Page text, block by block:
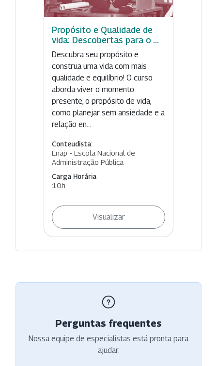
Propósito e Qualidade de
vida: Descobertas para o ...
Descubra seu propósito e
construa uma vida com mais
qualidade e equilíbrio! O curso
aborda viver o momento
presente, o propósito de vida,
como planejar sem ansiedade e a
relação en...
Conteudista:
Enap - Escola Nacional de
Administração Pública
Carga Horária
10h
Visualizar
Perguntas frequentes
Nossa equipe de especialistas está pronta para
ajudar.